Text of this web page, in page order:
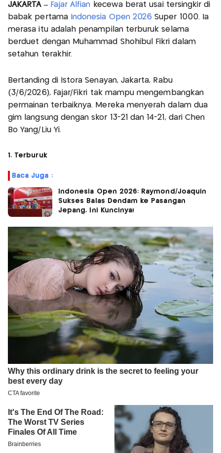
JAKARTA – Fajar Alfian kecewa berat usai tersingkir di
babak pertama Indonesia Open 2026 Super 1000. Ia
merasa itu adalah penampilan terburuk selama
berduet dengan Muhammad Shohibul Fikri dalam
setahun terakhir.
Bertanding di Istora Senayan, Jakarta, Rabu
(3/6/2026), Fajar/Fikri tak mampu mengembangkan
permainan terbaiknya. Mereka menyerah dalam dua
gim langsung dengan skor 13-21 dan 14-21, dari Chen
Bo Yang/Liu Yi.
1. Terburuk
Baca Juga :
Indonesia Open 2026: Raymond/Joaquin
Sukses Balas Dendam ke Pasangan
Jepang, Ini Kuncinya!